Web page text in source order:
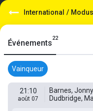
International /
Événements
22
Vainqueur
21:10
août 07
Barnes, Jonny
Dudbridge,